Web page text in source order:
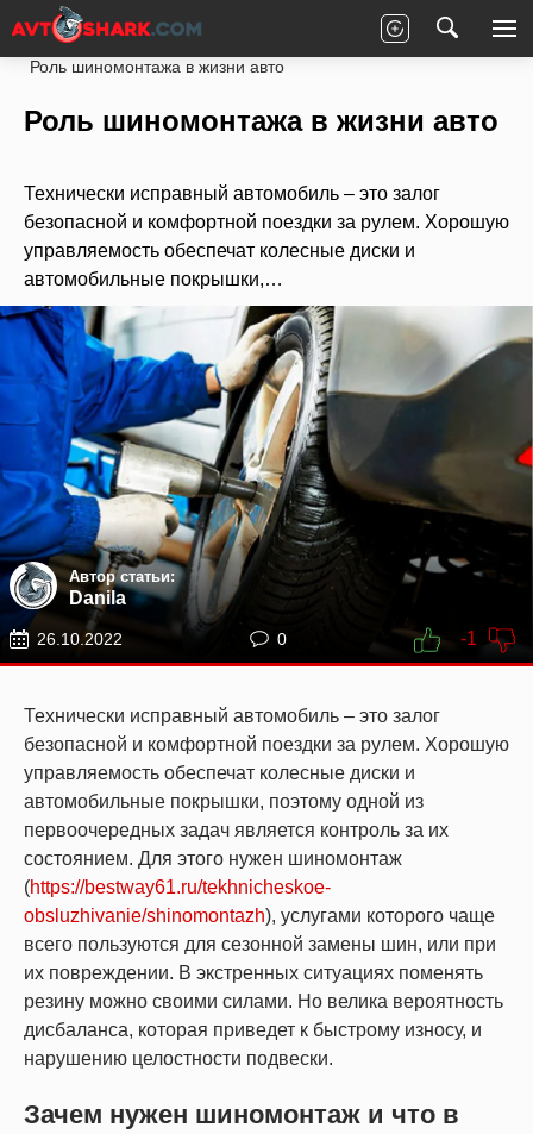
Главная Статьи
Новости партнеров
Роль шиномонтажа в жизни авто
Роль шиномонтажа в жизни авто
Технически исправный автомобиль – это залог
безопасной и комфортной поездки за рулем. Хорошую
управляемость обеспечат колесные диски и
автомобильные покрышки,…
Автор статьи:
Danila
26.10.2022 0 -1
Технически исправный автомобиль – это залог
безопасной и комфортной поездки за рулем. Хорошую
управляемость обеспечат колесные диски и
автомобильные покрышки, поэтому одной из
первоочередных задач является контроль за их
состоянием. Для этого нужен шиномонтаж
(https://bestway61.ru/tekhnicheskoe-
obsluzhivanie/shinomontazh), услугами которого чаще
всего пользуются для сезонной замены шин, или при
их повреждении. В экстренных ситуациях поменять
резину можно своими силами. Но велика вероятность
дисбаланса, которая приведет к быстрому износу, и
нарушению целостности подвески.
Зачем нужен шиномонтаж и что в